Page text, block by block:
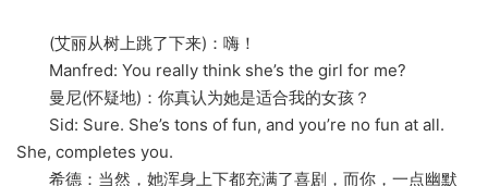
(艾丽从树上跳了下来)：嗨！
Manfred: You really think she’s the girl for me?
曼尼(怀疑地)：你真认为她是适合我的女孩？
Sid: Sure. She’s tons of fun, and you’re no fun at all.
She, completes you.
希德：当然，她浑身上下都充满了喜剧，而你，一点幽默